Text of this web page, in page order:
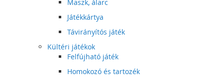
Maszk, álarc
Játékkártya
Távirányítós játék
Kültéri játékok
Felfújható játék
Homokozó és tartozék